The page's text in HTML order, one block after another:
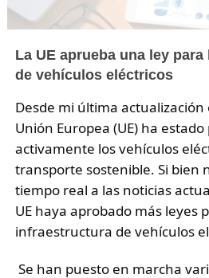
La UE aprueba una ley
de vehículos eléctricos
Desde mi última
Unión Europea (UE) ha
activamente los vehículos
transporte sostenible. Si bien
tiempo real a las noticias
UE haya aprobado más leyes
infraestructura de vehículos